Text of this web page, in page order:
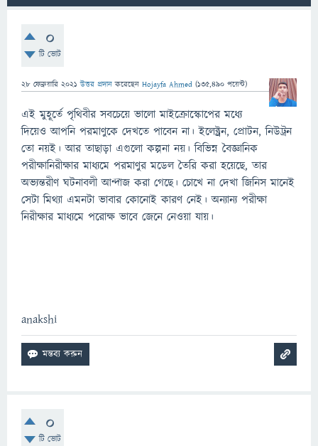
0
টি ভোট
28 ফেব্রুয়ারি 2021 উত্তর প্রদান করেছেন Hojayfa Ahmed (135,490 পয়েন্ট)
এই মুহূর্তে পৃথিবীর সবচেয়ে ভালো মাইক্রোস্কোপের মধ্যে
দিয়েও আপনি পরমাণুকে দেখতে পাবেন না। ইলেক্ট্রন, প্রোটন, নিউট্রন
তো নয়ই। আর তাছাড়া এগুলো কল্পনা নয়। বিভিন্ন বৈজ্ঞানিক
পরীক্ষানিরীক্ষার মাধ্যমে পরমাণুর মডেল তৈরি করা হয়েছে, তার
অভ্যন্তরীণ ঘটনাবলী আন্দাজ করা গেছে। চোখে না দেখা জিনিস মানেই
সেটা মিথ্যা এমনটা ভাবার কোনোই কারণ নেই। অন্যান্য পরীক্ষা
নিরীক্ষার মাধ্যমে পরোক্ষ ভাবে জেনে নেওয়া যায়।
anakshi
0
টি ভোট